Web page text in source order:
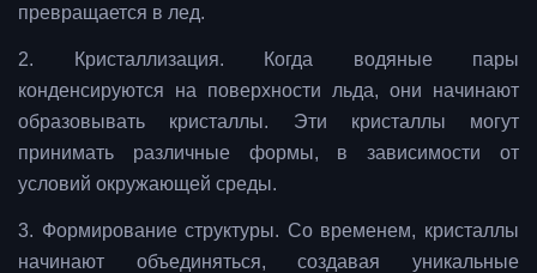
превращается в лед.
2. Кристаллизация. Когда водяные пары
конденсируются на поверхности льда, они начинают
образовывать кристаллы. Эти кристаллы могут
принимать различные формы, в зависимости от
условий окружающей среды.
3. Формирование структуры. Со временем, кристаллы
начинают объединяться, создавая уникальные